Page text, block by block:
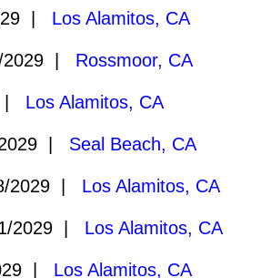
| Los Alamitos, CA
| Rossmoor, CA
| Los Alamitos, CA
| Seal Beach, CA
2029 | Los Alamitos, CA
2029 | Los Alamitos, CA
| Los Alamitos, CA